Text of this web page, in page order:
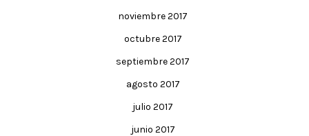
noviembre 2017
octubre 2017
septiembre 2017
agosto 2017
julio 2017
junio 2017